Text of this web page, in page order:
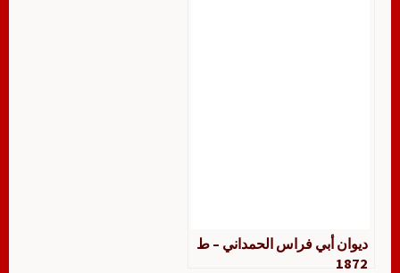
ديوان أبي فراس الحمداني – ط
1872